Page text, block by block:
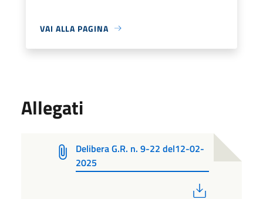
VAI ALLA PAGINA
Allegati
Delibera G.R. n. 9-22 del12-02-
2025